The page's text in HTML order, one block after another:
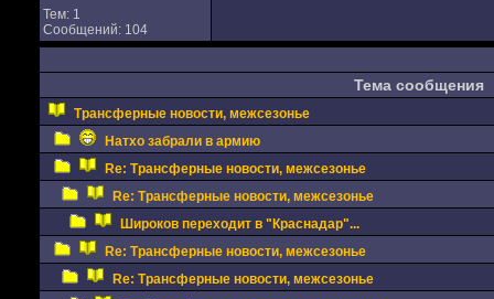
Тем: 1
Сообщений: 104
Тема сообщения
Трансферные новости, межсезонье
Натхо забрали в армию
Re: Трансферные новости, межсезонье
Re: Трансферные новости, межсезонье
Широков переходит в "Краснадар"...
Re: Трансферные новости, межсезонье
Re: Трансферные новости, межсезонье